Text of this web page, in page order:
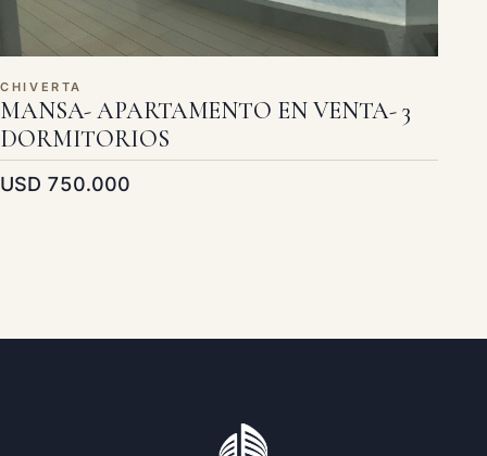
CHIVERTA
MANSA- APARTAMENTO EN VENTA- 3
DORMITORIOS
USD 750.000